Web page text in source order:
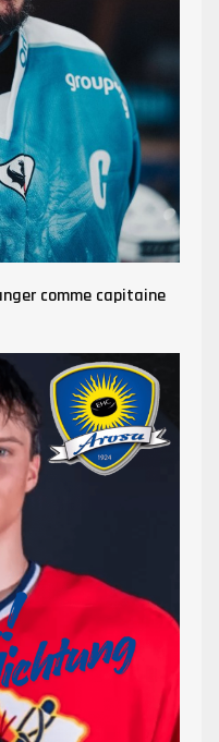
comme capitaine